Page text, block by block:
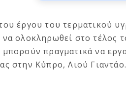
έργου του τερματικού
να ολοκληρωθεί στο τέλος
πραγματικά να
στην Κύπρο, Λιού Γιαντάο.